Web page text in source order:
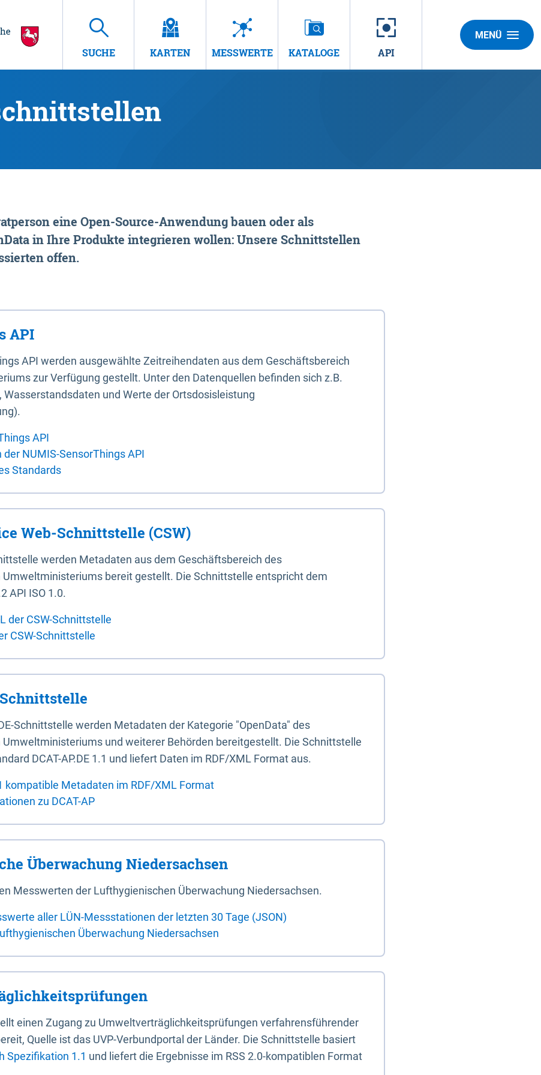
SUCHE KARTEN MESSWERTE KATALOGE API
MENÜ
eine Open-Source-Anwendung bauen oder als
in Ihre Produkte integrieren wollen: Unsere Schnittstellen
offen.
API
API werden ausgewählte Zeitreihendaten aus dem Geschäftsbereich
zur Verfügung gestellt. Unter den Datenquellen befinden sich z.B.
und Werte der Ortsdosisleistung
API
NUMIS-SensorThings API
Standards
Web-Schnittstelle (CSW)
werden Metadaten aus dem Geschäftsbereich des
Umweltministeriums bereit gestellt. Die Schnittstelle entspricht dem
API ISO 1.0.
der CSW-Schnittstelle
CSW-Schnittstelle
Schnittstelle
Schnittstelle werden Metadaten der Kategorie "OpenData" des
Umweltministeriums und weiterer Behörden bereitgestellt. Die Schnittstelle
DCAT-AP.DE 1.1 und liefert Daten im RDF/XML Format aus.
kompatible Metadaten im RDF/XML Format
zu DCAT-AP
Überwachung Niedersachsen
Messwerten der Lufthygienischen Überwachung Niedersachsen.
aller LÜN-Messstationen der letzten 30 Tage (JSON)
Überwachung Niedersachsen
einen Zugang zu Umweltverträglichkeitsprüfungen verfahrensführender
Quelle ist das UVP-Verbundportal der Länder. Die Schnittstelle basiert
Spezifikation 1.1 und liefert die Ergebnisse im RSS 2.0-kompatiblen Format